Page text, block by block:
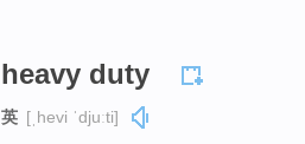
heavy duty
英 [ˌhevi ˈdjuːti]